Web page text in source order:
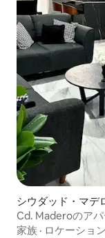
シウダッド・マデ
Cd. Maderoのアパ
家族 · ロケーション